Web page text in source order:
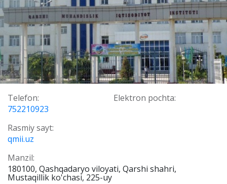
Telefon:
752210923
Elektron pochta:
Rasmiy sayt:
qmii.uz
Manzil:
180100, Qashqadaryo viloyati, Qarshi shahri,
Mustaqillik ko'chasi, 225-uy